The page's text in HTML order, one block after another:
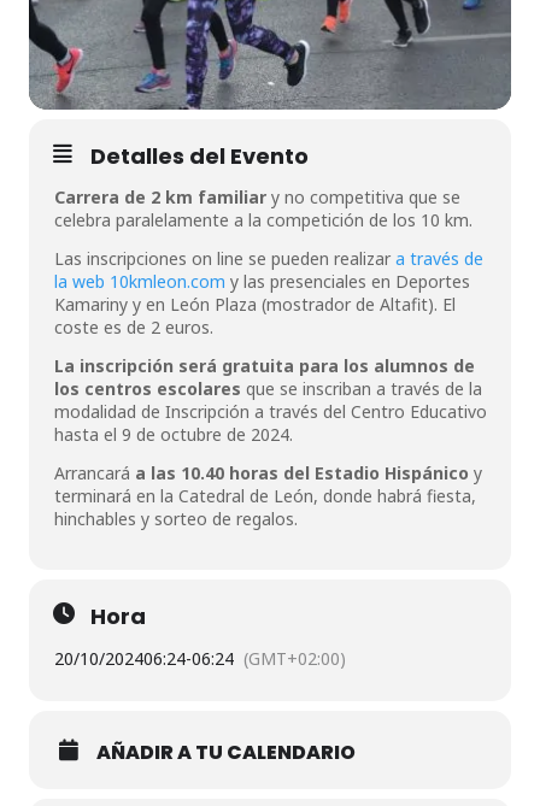
Detalles del Evento
Carrera de 2 km familiar y no competitiva que se
celebra paralelamente a la competición de los 10 km.
Las inscripciones on line se pueden realizar a través de
la web 10kmleon.com y las presenciales en Deportes
Kamariny y en León Plaza (mostrador de Altafit). El
coste es de 2 euros.
La inscripción será gratuita para los alumnos de
los centros escolares que se inscriban a través de la
modalidad de Inscripción a través del Centro Educativo
hasta el 9 de octubre de 2024.
Arrancará a las 10.40 horas del Estadio Hispánico y
terminará en la Catedral de León, donde habrá fiesta,
hinchables y sorteo de regalos.
Hora
20/10/202406:24-06:24 (GMT+02:00)
AÑADIR A TU CALENDARIO